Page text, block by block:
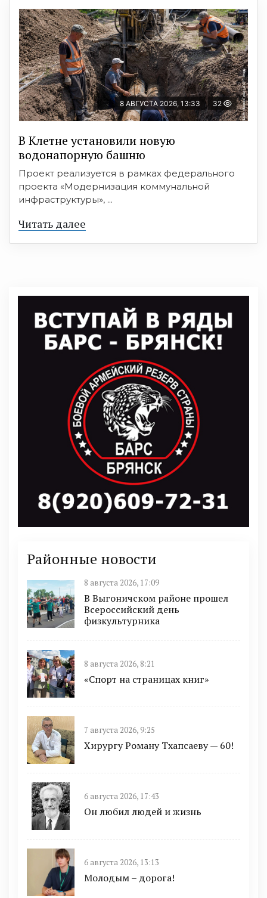
8 АВГУСТА 2026, 13:33 32
В Клетне установили новую
водонапорную башню
Проект реализуется в рамках федерального
проекта «Модернизация коммунальной
инфраструктуры», ...
Читать далее
Районные новости
8 августа 2026, 17:09
В Выгоничском районе прошел
Всероссийский день
физкультурника
8 августа 2026, 8:21
«Спорт на страницах книг»
7 августа 2026, 9:25
Хирургу Роману Тхапсаеву — 60!
6 августа 2026, 17:43
Он любил людей и жизнь
6 августа 2026, 13:13
Молодым – дорога!